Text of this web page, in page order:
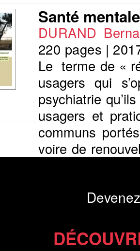
Santé
DURAND
220 pages |
Le terme de «
usagers qui
psychiatrie
usagers et
communs
voire de